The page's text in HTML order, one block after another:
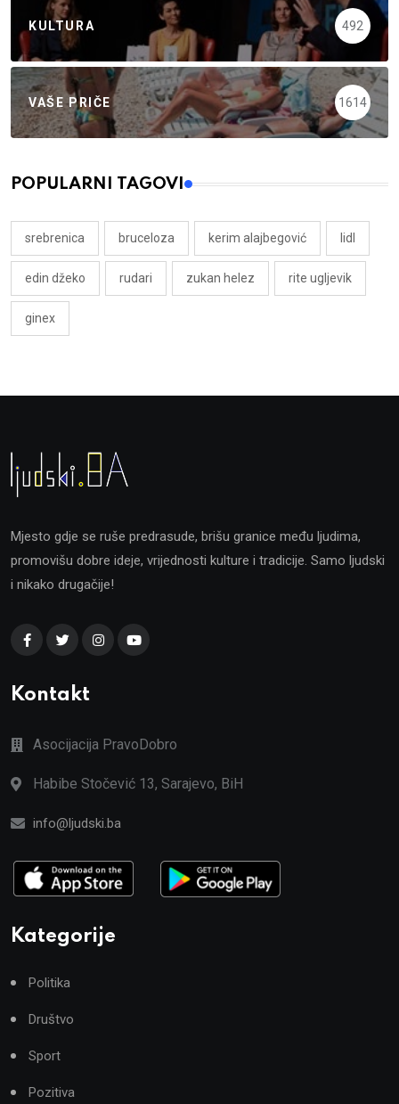
KULTURA 492
VAŠE PRIČE 1614
POPULARNI TAGOVI
srebrenica bruceloza kerim alajbegović lidl
edin džeko rudari zukan helez rite ugljevik
ginex
Mjesto gdje se ruše predrasude, brišu granice među ljudima,
promovišu dobre ideje, vrijednosti kulture i tradicije. Samo ljudski
i nikako drugačije!
Kontakt
Asocijacija PravoDobro
Habibe Stočević 13, Sarajevo, BiH
info@ljudski.ba
Kategorije
Politika
Društvo
Sport
Pozitiva